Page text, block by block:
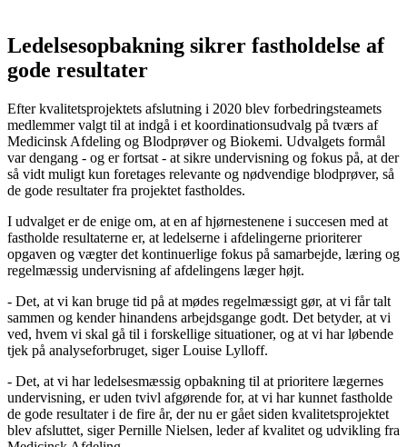
Ledelsesopbakning sikrer fastholdelse af
gode resultater
Efter kvalitetsprojektets afslutning i 2020 blev forbedringsteamets
medlemmer valgt til at indgå i et koordinationsudvalg på tværs af
Medicinsk Afdeling og Blodprøver og Biokemi. Udvalgets formål
var dengang - og er fortsat - at sikre undervisning og fokus på, at der
så vidt muligt kun foretages relevante og nødvendige blodprøver, så
de gode resultater fra projektet fastholdes.
I udvalget er de enige om, at en af hjørnestenene i succesen med at
fastholde resultaterne er, at ledelserne i afdelingerne prioriterer
opgaven og vægter det kontinuerlige fokus på samarbejde, læring og
regelmæssig undervisning af afdelingens læger højt.
- Det, at vi kan bruge tid på at mødes regelmæssigt gør, at vi får talt
sammen og kender hinandens arbejdsgange godt. Det betyder, at vi
ved, hvem vi skal gå til i forskellige situationer, og at vi har løbende
tjek på analyseforbruget, siger Louise Lylloff.
- Det, at vi har ledelsesmæssig opbakning til at prioritere lægernes
undervisning, er uden tvivl afgørende for, at vi har kunnet fastholde
de gode resultater i de fire år, der nu er gået siden kvalitetsprojektet
blev afsluttet, siger Pernille Nielsen, leder af kvalitet og udvikling fra